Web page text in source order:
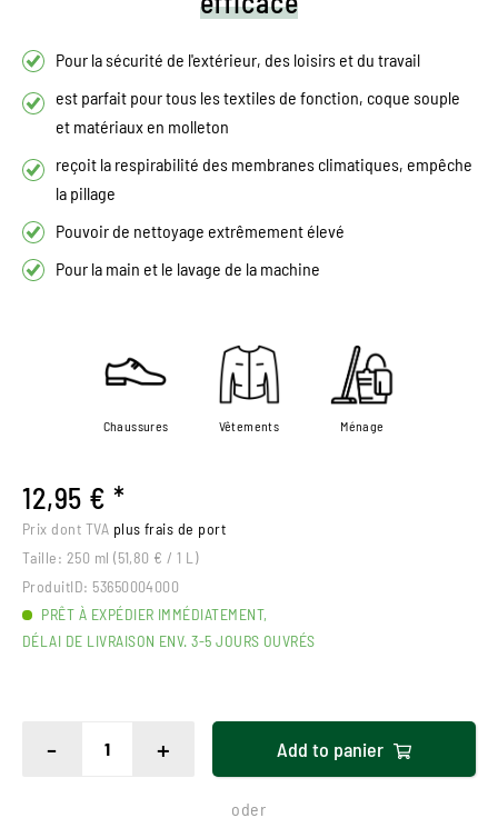
Pour la sécurité de l'extérieur, des loisirs et du travail
est parfait pour tous les textiles de fonction, coque souple
et matériaux en molleton
reçoit la respirabilité des membranes climatiques, empêche
la pillage
Pouvoir de nettoyage extrêmement élevé
Pour la main et le lavage de la machine
Chaussures Vêtements Ménage
12,95 € *
Prix dont TVA plus frais de port
Taille: 250 ml (51,80 € / 1 L)
ProduitID: 53650004000
PRÊT À EXPÉDIER IMMÉDIATEMENT,
DÉLAI DE LIVRAISON ENV. 3-5 JOURS OUVRÉS
- + Add to panier
oder